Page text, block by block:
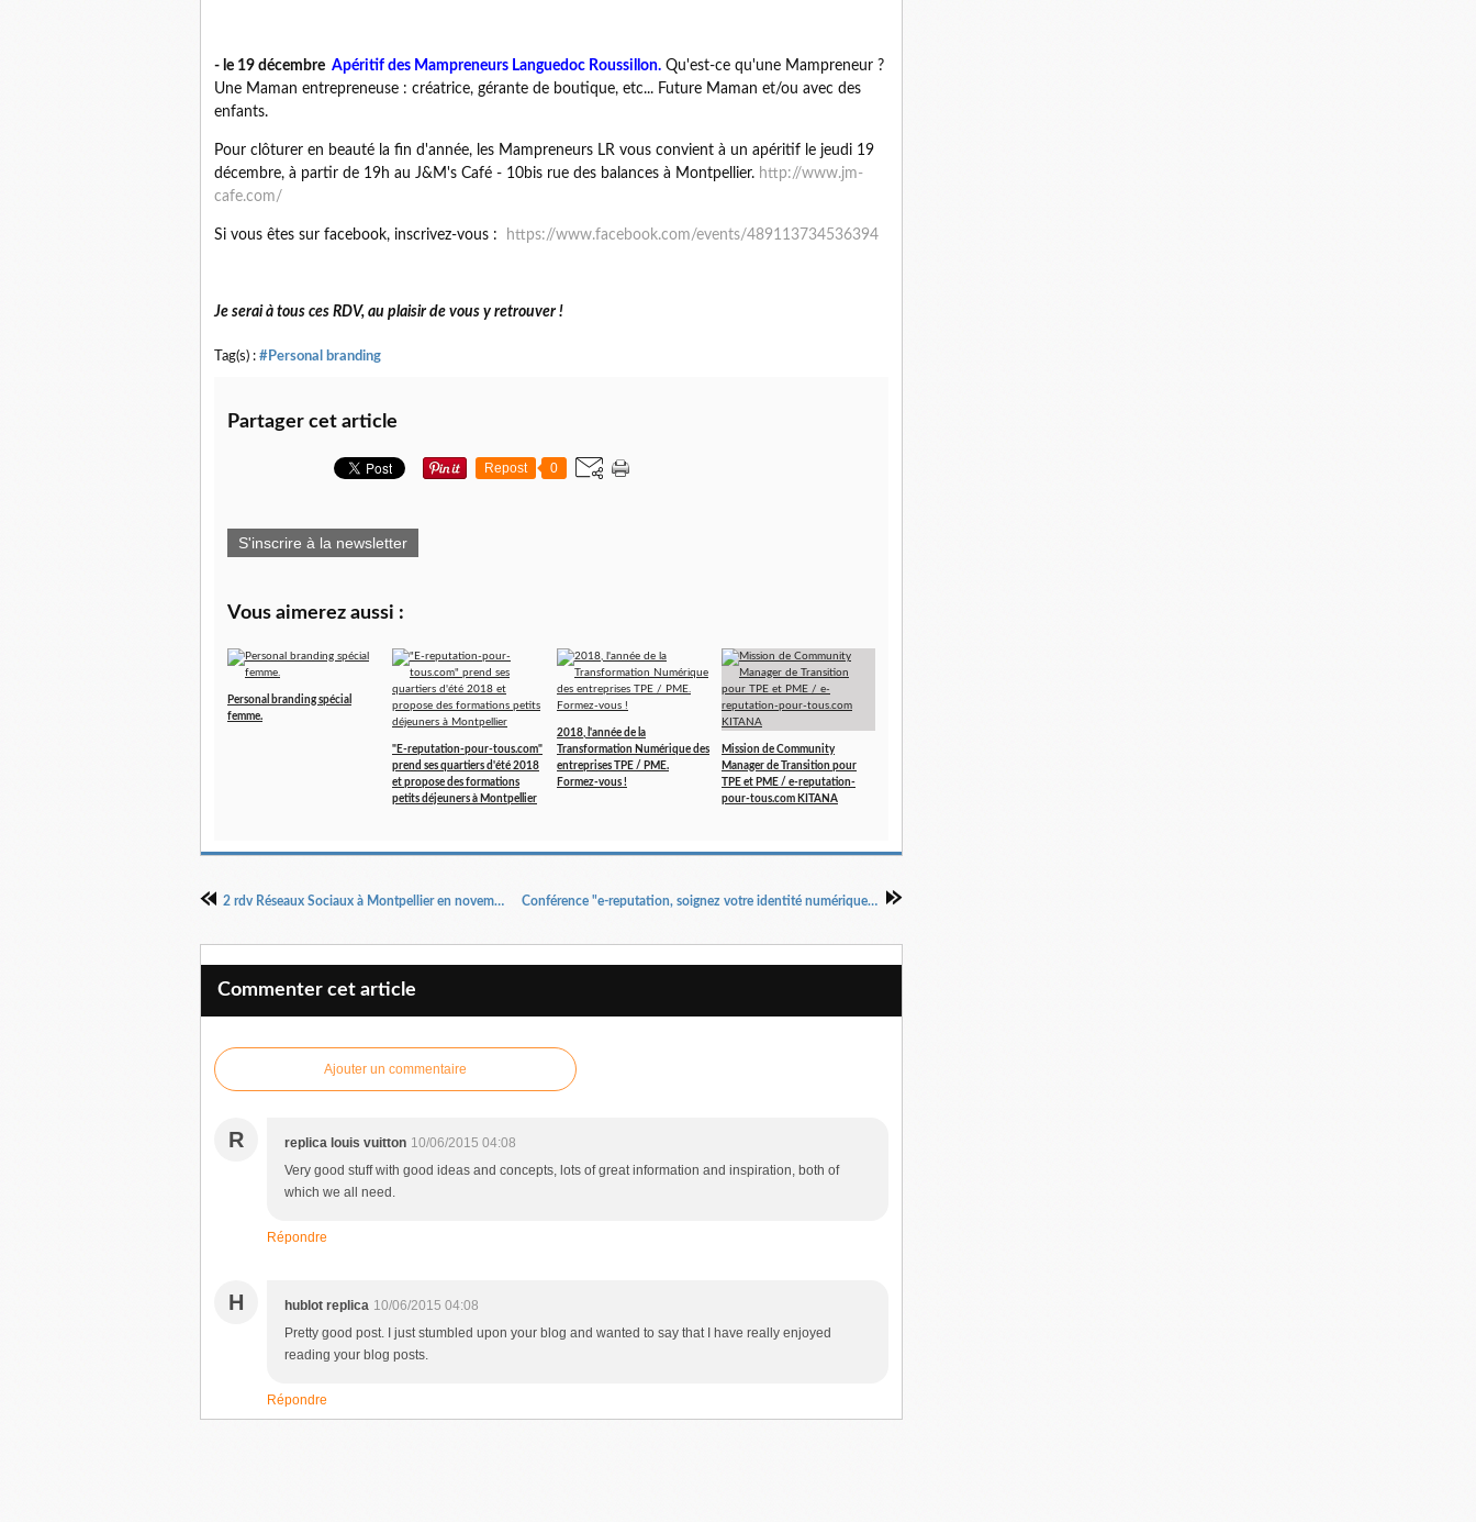
- le 19 décembre Apéritif des Mampreneurs Languedoc Roussillon. Qu'est-ce qu'une Mampreneur ?
Une Maman entrepreneuse : créatrice, gérante de boutique, etc... Future Maman et/ou avec des
enfants.
Pour clôturer en beauté la fin d'année, les Mampreneurs LR vous convient à un apéritif le jeudi 19
décembre, à partir de 19h au J&M's Café - 10bis rue des balances à Montpellier. http://www.jm-
cafe.com/
Si vous êtes sur facebook, inscrivez-vous : https://www.facebook.com/events/489113734536394
Je serai à tous ces RDV, au plaisir de vous y retrouver !
Tag(s) : #Personal branding
Partager cet article
Repost 0
S'inscrire à la newsletter
Vous aimerez aussi :
Personal branding spécial
femme.
"E-reputation-pour-tous.com"
prend ses quartiers d'été 2018
et propose des formations
petits déjeuners à Montpellier
2018, l'année de la
Transformation Numérique des
entreprises TPE / PME.
Formez-vous !
Mission de Community
Manager de Transition pour
TPE et PME / e-reputation-
pour-tous.com KITANA
2 rdv Réseaux Sociaux à Montpellier en novembre, le 16 pour les parents d'ado Conférence "e-reputation, soignez votre identité numérique" au Club de la Presse LR à Montpellier
Commenter cet article
Ajouter un commentaire
R replica louis vuitton 10/06/2015 04:08
Very good stuff with good ideas and concepts, lots of great information and inspiration, both of
which we all need.
Répondre
H hublot replica 10/06/2015 04:08
Pretty good post. I just stumbled upon your blog and wanted to say that I have really enjoyed
reading your blog posts.
Répondre